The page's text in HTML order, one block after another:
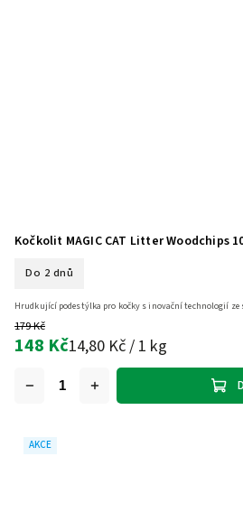
Kočkolit MAGIC CAT Litter Woodchips
Do 2 dnů
179 Kč
148 Kč14,80 Kč / 1 kg
Hrudkující podestýlka pro kočky s inovační technologií
AKCE